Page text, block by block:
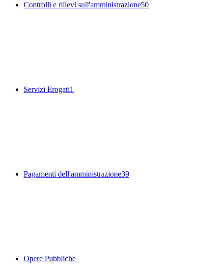
Controlli e rilievi sull'amministrazione50
Servizi Erogati1
Pagamenti dell'amministrazione39
Opere Pubbliche